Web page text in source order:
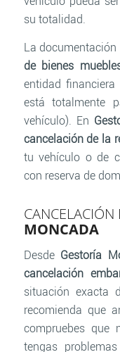
su totalidad.
La documentación
de bienes
entidad
está totalmente
vehículo). En
cancelación de la
tu vehículo o de
con reserva de
MONCADA
Desde Gestoría
cancelación
situación exacta
recomienda que
compruebes que
tengas